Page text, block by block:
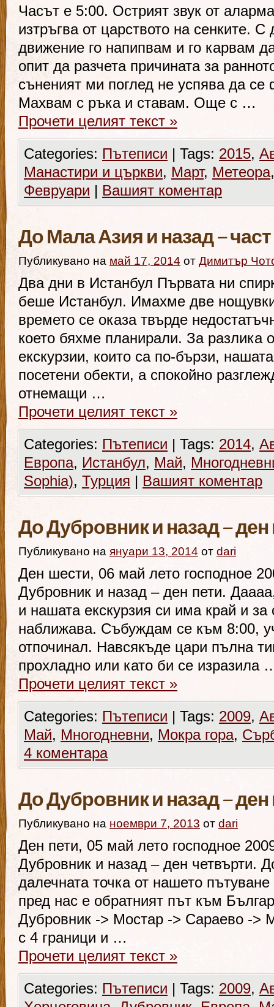
Часът е 5:00. Острият звук от
изтръгва от царството на сенките. С
движение го напипвам и го карвам
опит да разчета причината за
съненият ми поглед не успява да се
Махвам с ръка и ставам. Още с …
Прочети целият текст »
Categories: Пътеписи | Tags: 2015,
Манастири и църкви, Март, Метеора
Февруари | Вашият коментар
До Мала Азия и назад –
Публикувано на май 17, 2014 от Димитър
Два дни в Истанбул Първата ни
беше Истанбул. Имахме две
времето се оказа твърде
което бяхме планирали. За разлика
екскурзии, които са по-бързи,
посетени обекти, а спокойно
отнемащи …
Прочети целият текст »
Categories: Пътеписи | Tags: 2014,
Европа, Истанбул, Май,
Sophia), Турция | Вашият коментар
До Дубровник и назад –
Публикувано на януари 13, 2014 от dari
Ден шести, 06 май лето господное
Дубровник и назад – ден пети.
и нашата екскурзия си има край и
наближава. Събуждам се към 8:00,
отпочинал. Навсякъде цари пълна
прохладно или като би се изразила
Прочети целият текст »
Categories: Пътеписи | Tags: 2009,
Май, Многодневни, Мокра гора,
4 коментара
До Дубровник и назад – ден
Публикувано на ноември 7, 2013 от dari
Ден пети, 05 май лето господное
Дубровник и назад – ден четвърти.
далечната точка от нашето пътуване
пред нас е обратният път към
Дубровник -> Мостар -> Сараево ->
с 4 граници и …
Прочети целият текст »
Categories: Пътеписи | Tags: 2009,